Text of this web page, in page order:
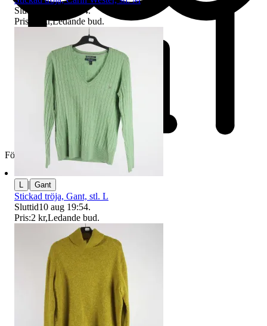
Företag
Sluttid
10 aug 18:24.
Pris:
40 kr,Ledande bud.
| Gant
Stickad tröja, Gant, stl. L
Sluttid10 aug 19:54.
Pris:2 kr,Ledande bud.